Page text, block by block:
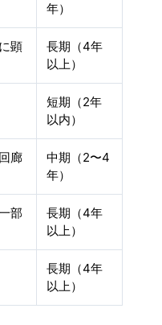
年）
顕
長期（4年
以上）
短期（2年
以内）
廊
中期（2〜4
年）
部
長期（4年
以上）
長期（4年
以上）